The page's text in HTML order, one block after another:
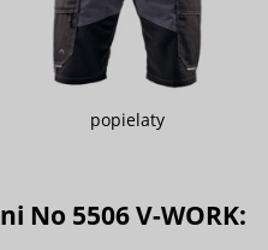
popielaty
No 5506 V-WORK: